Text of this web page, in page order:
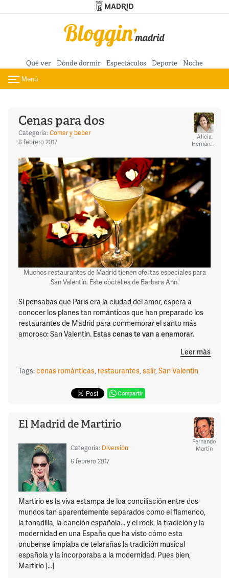
Pasar al contenido principal
Qué ver Dónde dormir Espectáculos Deporte Noche
Toggle navigation
Menú
Cenas para dos
Categoría: Comer y beber
6 febrero 2017
Alicia
Hernández
Muchos restaurantes de Madrid tienen ofertas especiales para
San Valentín. Este cóctel es de Barbara Ann.
Si pensabas que París era la ciudad del amor, espera a
conocer los planes tan románticos que han preparado los
restaurantes de Madrid para conmemorar el santo más
amoroso: San Valentín. Estas cenas te van a enamorar.
Leer más
Tags:cenas románticas, restaurantes,salir,San Valentín
Compartir
El Madrid de Martirio
Fernando
Martín
Categoría: Diversión
6 febrero 2017
Martirio es la viva estampa de loa conciliación entre dos
mundos tan aparentemente separados como el flamenco,
la tonadilla, la canción española… y el rock, la tradición y la
modernidad en una España que ha visto cómo esta
onubense limpiaba de telarañas la tradición musical
española y la incorporaba a la modernidad. Pues bien,
Martirio […]